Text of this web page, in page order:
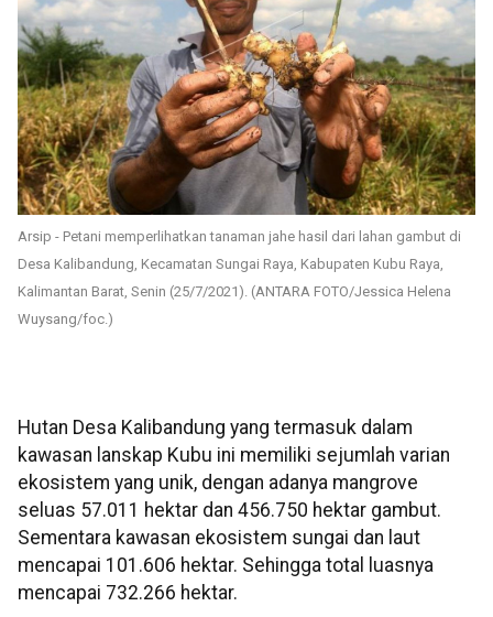
Arsip - Petani memperlihatkan tanaman jahe hasil dari lahan gambut di
Desa Kalibandung, Kecamatan Sungai Raya, Kabupaten Kubu Raya,
Kalimantan Barat, Senin (25/7/2021). (ANTARA FOTO/Jessica Helena
Wuysang/foc.)
Hutan Desa Kalibandung yang termasuk dalam
kawasan lanskap Kubu ini memiliki sejumlah varian
ekosistem yang unik, dengan adanya mangrove
seluas 57.011 hektar dan 456.750 hektar gambut.
Sementara kawasan ekosistem sungai dan laut
mencapai 101.606 hektar. Sehingga total luasnya
mencapai 732.266 hektar.